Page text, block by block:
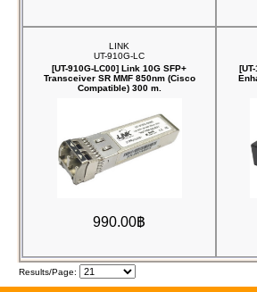
LINK
UT-910G-LC
[UT-910G-LC00] Link 10G SFP+
Transceiver SR MMF 850nm (Cisco
Compatible) 300 m.
990.00฿
Results/Page: